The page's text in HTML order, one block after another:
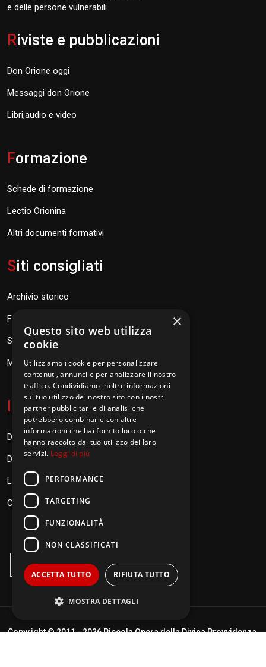
e delle persone vulnerabili
Riviste e pubblicazioni
Don Orione oggi
Messaggi don Orione
Libri,audio e video
Formazione
Schede di formazione
Lectio Orionina
Altri documenti formativi
Siti consigliati
Archivio storico
Fondazione Don Orione
SEV Orione 84
Messaggi don Orione
I nformazioni
Donazioni
Diventa Orionino
Link
Contatti
Copyright © 2011 -2026 Piccola Opera della Divina Provvidenza.
×
Questo sito web utilizza
cookie
Utilizziamo i cookie per personalizzare
contenuti, annunci e per analizzare il nostro
traffico. Condividiamo inoltre informazioni
sul tuo utilizzo del nostro sito con i nostri
partner pubblicitari e di analisi che
potrebbero combinarle con altre
informazioni che hai fornito loro o che
hanno raccolto dal tuo utilizzo dei loro
servizi. Leggi di più
PERFORMANCE
TARGETING
FUNZIONALITÀ
NON CLASSIFICATI
ACCETTA TUTTO RIFIUTA TUTTO
MOSTRA DETTAGLI